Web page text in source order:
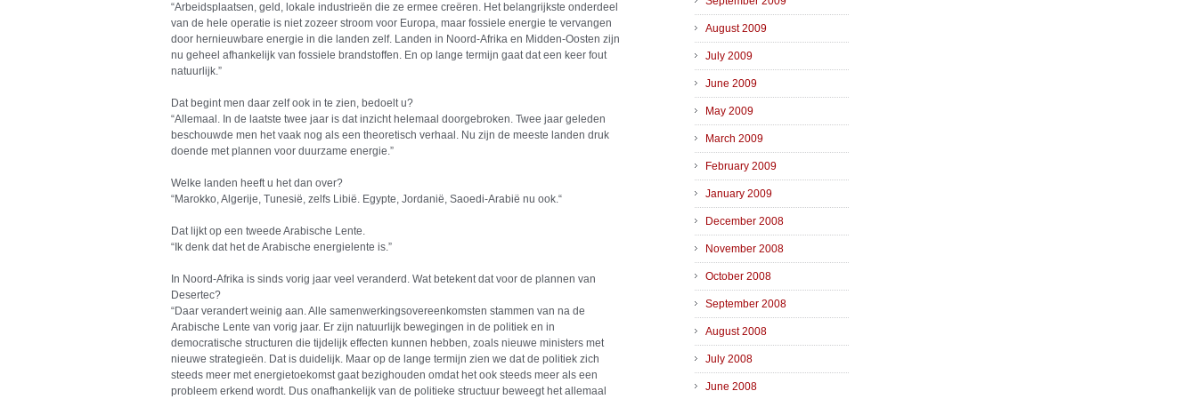
“Arbeidsplaatsen, geld, lokale industrieën die ze ermee creëren. Het belangrijkste onderdeel
van de hele operatie is niet zozeer stroom voor Europa, maar fossiele energie te vervangen
door hernieuwbare energie in die landen zelf. Landen in Noord-Afrika en Midden-Oosten zijn
nu geheel afhankelijk van fossiele brandstoffen. En op lange termijn gaat dat een keer fout
natuurlijk.”
Dat begint men daar zelf ook in te zien, bedoelt u?
“Allemaal. In de laatste twee jaar is dat inzicht helemaal doorgebroken. Twee jaar geleden
beschouwde men het vaak nog als een theoretisch verhaal. Nu zijn de meeste landen druk
doende met plannen voor duurzame energie.”
Welke landen heeft u het dan over?
“Marokko, Algerije, Tunesië, zelfs Libië. Egypte, Jordanië, Saoedi-Arabië nu ook.“
Dat lijkt op een tweede Arabische Lente.
“Ik denk dat het de Arabische energielente is.”
In Noord-Afrika is sinds vorig jaar veel veranderd. Wat betekent dat voor de plannen van
Desertec?
“Daar verandert weinig aan. Alle samenwerkingsovereenkomsten stammen van na de
Arabische Lente van vorig jaar. Er zijn natuurlijk bewegingen in de politiek en in
democratische structuren die tijdelijk effecten kunnen hebben, zoals nieuwe ministers met
nieuwe strategieën. Dat is duidelijk. Maar op de lange termijn zien we dat de politiek zich
steeds meer met energietoekomst gaat bezighouden omdat het ook steeds meer als een
probleem erkend wordt. Dus onafhankelijk van de politieke structuur beweegt het allemaal
August 2009
July 2009
June 2009
May 2009
March 2009
February 2009
January 2009
December 2008
November 2008
October 2008
September 2008
August 2008
July 2008
June 2008